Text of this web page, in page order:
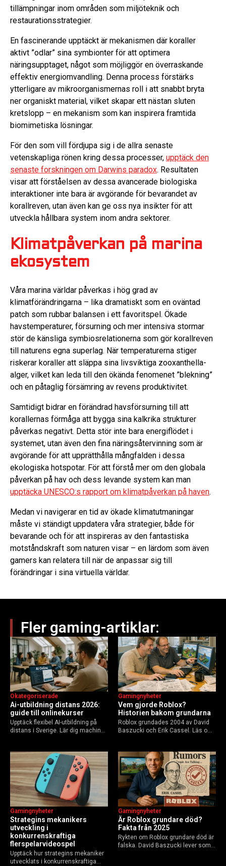
tillämpningar inom områden som miljöteknik och
restaurationsstrategier.
En fascinerande upptäckt är mekanismen där koraller
aktivt ”odlar” sina symbionter för att optimera
näringsupptaget, något som möjliggör en överraskande
effektiv energiomvandling. Denna process förstärks
ytterligare av mikroorganismernas roll i att snabbt bryta
ner organiskt material, vilket skapar ett nästan sluten
kretslopp – en mekanism som kan inspirera framtida
biomimetiska lösningar.
För den som vill fördjupa sig i de allra senaste
vetenskapliga rönen kring dessa processer, upptäck den
senaste forskningen om Darwins paradox. Resultaten
visar att förståelsen av dessa avancerade biologiska
interaktioner inte bara är avgörande för bevarandet av
korallreven, utan även kan ge oss nya insikter för att
utveckla hållbara system inom andra sektorer.
Klimatpåverkan på marina
ekosystem
Våra marina världar påverkas i hög grad av
klimatförändringarna – lika dramatiskt som en oväntad
patch som rubbar balansen i ett favoritspel. Ökade
havstemperaturer, försurning och mer intensiva stormar
stör de känsliga symbiosrelationerna som gör korallreven
till naturens egna superlag. När temperaturerna stiger
riskerar koraller att släppa sina livsviktiga zooxanthella-
alger, vilket kan leda till den ökända fenomenet ”blekning”
och en påtaglig försämring av revens produktivitet.
Samtidigt bidrar en förändrad havsförsurning till att
korallernas förmåga att bygga sina kalkrika strukturer
påverkas negativt. Detta stör inte bara energiflödet i
systemet, utan även den fina näringsåtervinning som är
avgörande för att upprätthålla mångfalden i dessa
ekologiska hotspotar. För att förstå mer om den globala
påverkan på hav och dess levande system kan man
upptäcka UNESCO:s rapport om klimatpåverkan på haven.
Medan vi navigerar en tid av ökade klimatutmaningar
måste vi ständigt uppdatera våra strategier, både för
bevarande och för att inspireras av den fantastiska
motståndskraft som naturen visar – en lärdom som även
gamers kan relatera till när de anpassar sig till
förändringar i sina virtuella världar.
Fler gaming-artiklar:
Ai-utbildning distans 2026:
guide till onlinekurser
Okategoriserade
Upptäck flexibel AI-utbildning på
distans i Sverige. Lär dig machine
Guide för nybörjare och
yrkesverksamma som vill bygga…
Vem gjorde Roblox?
Historien bakom grundarna
Gamingnyheter
Roblox grundades 2004 av David
Baszucki och Erik Cassel. Läs om
användare 2025, och vad som
händer inför 2026.
Strategins mekanikers
utveckling i
konkurrenskraftiga
flerspelarvideospel
Gamingnyheter
Upptäck hur strategins mekaniker
utvecklats i konkurrenskraftiga
Är Roblox grundare död?
Fakta från 2025
Gamingnyheter
Rykten om Roblox grundare död är
falska. David Baszucki lever som